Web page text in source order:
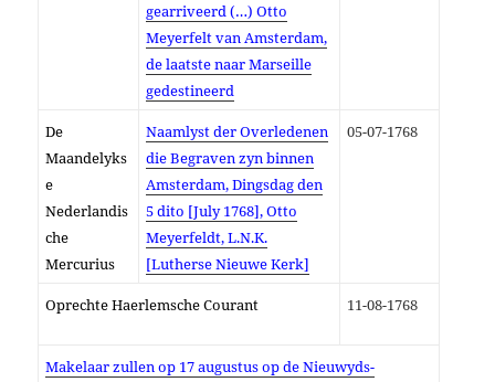
gearriveerd (…) Otto
Meyerfelt van Amsterdam,
de laatste naar Marseille
gedestineerd
De
Maandelyks
e
Nederlandis
che
Mercurius
Naamlyst der Overledenen
die Begraven zyn binnen
Amsterdam, Dingsdag den
5 dito [July 1768], Otto
Meyerfeldt, L.N.K.
[Lutherse Nieuwe Kerk]
05-07-1768
Oprechte Haerlemsche Courant 11-08-1768
Makelaar zullen op 17 augustus op de Nieuwyds-